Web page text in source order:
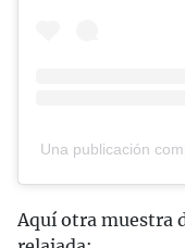
Una publicación
Aquí otra muestra